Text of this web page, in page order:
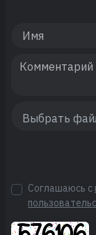
Соглашаюсь с